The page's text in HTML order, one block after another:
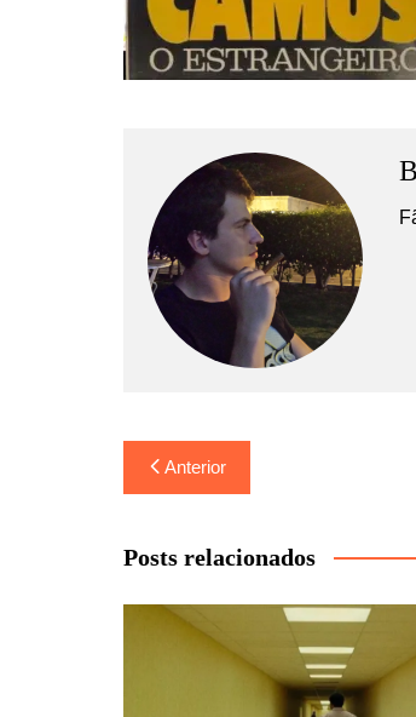
Navegação
de
Post
Anterior
Posts relacionados